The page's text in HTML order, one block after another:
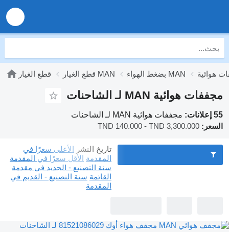
قطع الغيار قطع الغيار MAN بضغط الهواء MAN
مجففات هوائية MAN لـ الشاحنات
55 إعلانات:
مجففات هوائية MAN لـ الشاحنات
السعر: TND 140.000 - TND 3,300.000
تاريخ النشر الأعلى سعرًا في
المقدمة الأقل سعرًا في المقدمة
سنة التصنيع - الجديد في مقدمة
القائمة سنة التصنيع - القديم في
المقدمة